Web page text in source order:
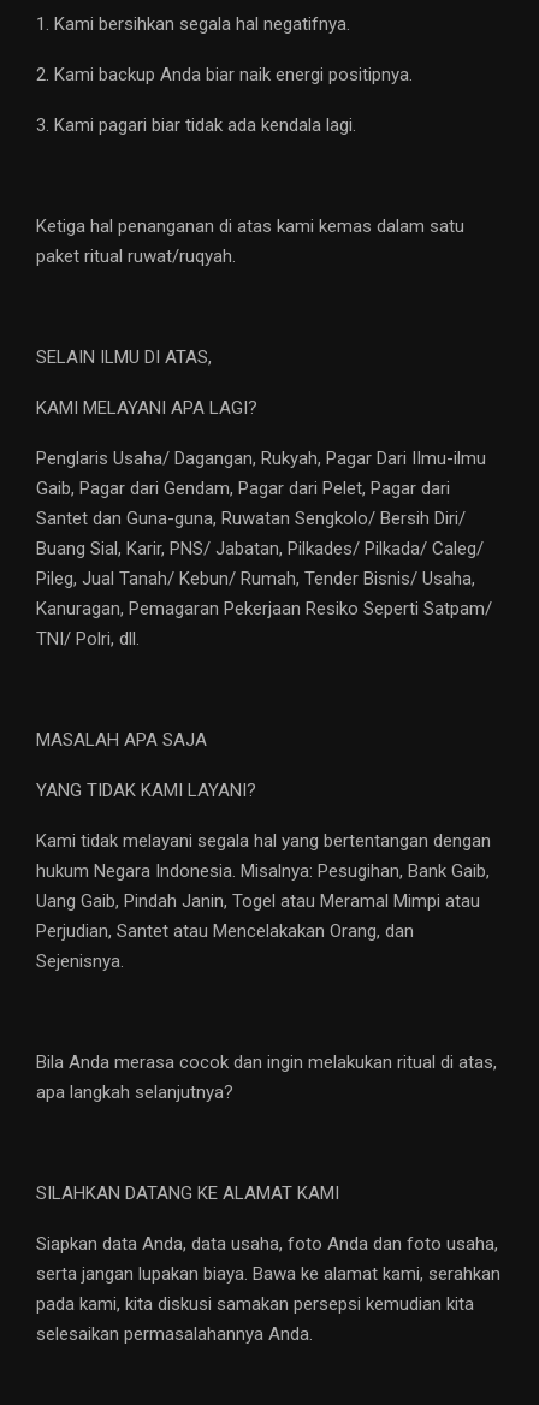
1. Kami bersihkan segala hal negatifnya.
2. Kami backup Anda biar naik energi positipnya.
3. Kami pagari biar tidak ada kendala lagi.
Ketiga hal penanganan di atas kami kemas dalam satu
paket ritual ruwat/ruqyah.
SELAIN ILMU DI ATAS,
KAMI MELAYANI APA LAGI?
Penglaris Usaha/ Dagangan, Rukyah, Pagar Dari IImu-ilmu
Gaib, Pagar dari Gendam, Pagar dari Pelet, Pagar dari
Santet dan Guna-guna, Ruwatan Sengkolo/ Bersih Diri/
Buang Sial, Karir, PNS/ Jabatan, Pilkades/ Pilkada/ Caleg/
Pileg, Jual Tanah/ Kebun/ Rumah, Tender Bisnis/ Usaha,
Kanuragan, Pemagaran Pekerjaan Resiko Seperti Satpam/
TNI/ Polri, dll.
MASALAH APA SAJA
YANG TIDAK KAMI LAYANI?
Kami tidak melayani segala hal yang bertentangan dengan
hukum Negara Indonesia. Misalnya: Pesugihan, Bank Gaib,
Uang Gaib, Pindah Janin, Togel atau Meramal Mimpi atau
Perjudian, Santet atau Mencelakakan Orang, dan
Sejenisnya.
Bila Anda merasa cocok dan ingin melakukan ritual di atas,
apa langkah selanjutnya?
SILAHKAN DATANG KE ALAMAT KAMI
Siapkan data Anda, data usaha, foto Anda dan foto usaha,
serta jangan lupakan biaya. Bawa ke alamat kami, serahkan
pada kami, kita diskusi samakan persepsi kemudian kita
selesaikan permasalahannya Anda.